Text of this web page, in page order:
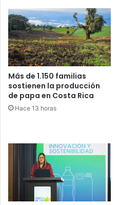
Más de 1.150 familias
sostienen la producción
de papa en Costa Rica
Hace 13 horas